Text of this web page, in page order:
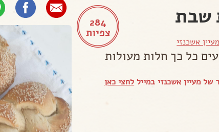
284
צפיות
שבת
מעיין אשכנזי
כל כך חלות מעולות
מעיין אשכנזי במייל לחצי כאן